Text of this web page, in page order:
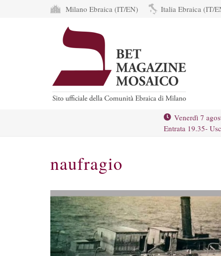
Milano Ebraica (IT/EN) Italia Ebraica (IT/
Venerdì 7
Entrata 19.35-
naufragio